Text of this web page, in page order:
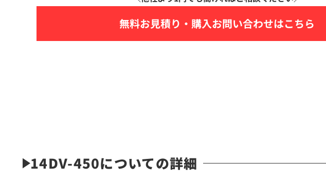
無料お見積り・ 購入お問い合わせはこちら
14DV-450についての詳細